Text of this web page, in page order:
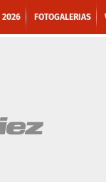
2026 FOTOGALERIAS